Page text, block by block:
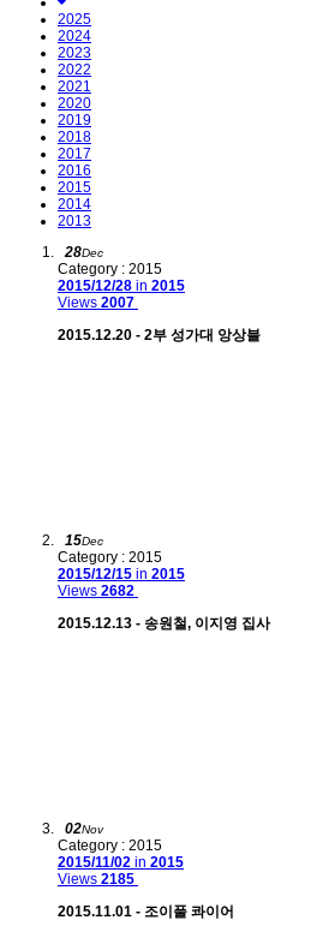
2025
2024
2023
2022
2021
2020
2019
2018
2017
2016
2015
2014
2013
28Dec
Category : 2015
2015/12/28 in 2015
Views 2007
2015.12.20 - 2부 성가대 앙상블
15Dec
Category : 2015
2015/12/15 in 2015
Views 2682
2015.12.13 - 송원철, 이지영 집사
02Nov
Category : 2015
2015/11/02 in 2015
Views 2185
2015.11.01 - 조이풀 콰이어